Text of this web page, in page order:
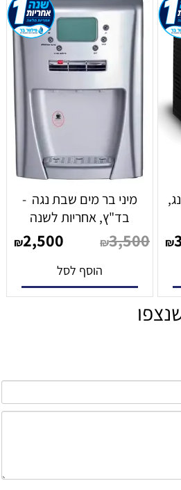
₪
מיני בר מים שבת נגה -
בד"ץ, אחריות לשנה
₪3,500
₪2,500
הוסף לסל